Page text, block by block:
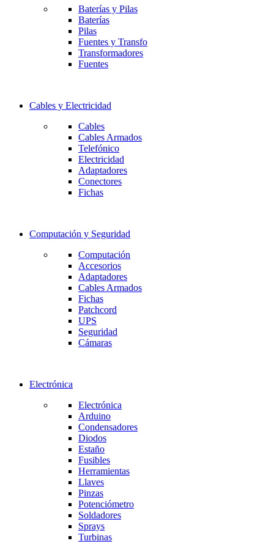
Baterías y Pilas
Baterías
Pilas
Fuentes y Transfo
Transformadores
Fuentes
Cables y Electricidad
Cables
Cables Armados
Telefónico
Electricidad
Adaptadores
Conectores
Fichas
Computación y Seguridad
Computación
Accesorios
Adaptadores
Cables Armados
Fichas
Patchcord
UPS
Seguridad
Cámaras
Electrónica
Electrónica
Arduino
Condensadores
Diodos
Estaño
Fusibles
Herramientas
Llaves
Pinzas
Potenciómetro
Soldadores
Sprays
Turbinas